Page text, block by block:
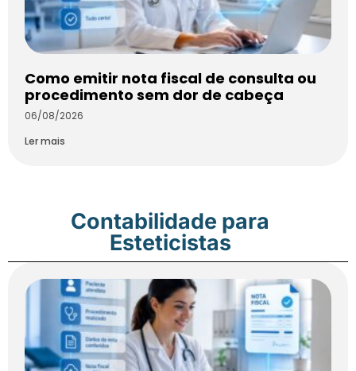
Como emitir nota fiscal de consulta ou
procedimento sem dor de cabeça
06/08/2026
Ler mais
Contabilidade para
Esteticistas